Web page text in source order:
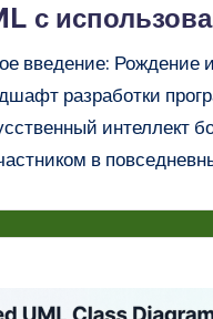
с
введение: Рождение
разработки
интеллект
в